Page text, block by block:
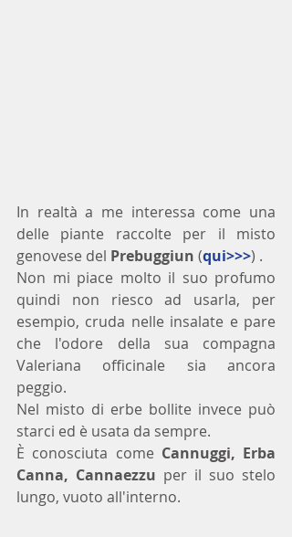
In realtà a me interessa come una
delle piante raccolte per il misto
genovese del Prebuggiun (qui>>>) .
Non mi piace molto il suo profumo
quindi non riesco ad usarla, per
esempio, cruda nelle insalate e pare
che l'odore della sua compagna
Valeriana officinale sia ancora
peggio.
Nel misto di erbe bollite invece può
starci ed è usata da sempre.
È conosciuta come Cannuggi, Erba
Canna, Cannaezzu per il suo stelo
lungo, vuoto all'interno.